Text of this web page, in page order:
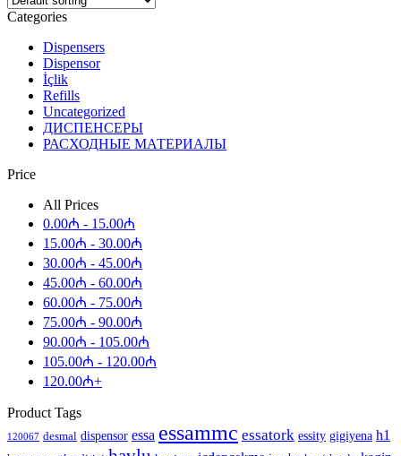
Categories
Dispensers
Dispensor
İçlik
Refills
Uncategorized
ДИСПЕНСЕРЫ
РАСХОДНЫЕ МАТЕРИАЛЫ
Price
All Prices
0.00₼ - 15.00₼
15.00₼ - 30.00₼
30.00₼ - 45.00₼
45.00₼ - 60.00₼
60.00₼ - 75.00₼
75.00₼ - 90.00₼
90.00₼ - 105.00₼
105.00₼ - 120.00₼
120.00₼+
Product Tags
120067 desmal dispensor essa essammc essatork essity gigiyena h1